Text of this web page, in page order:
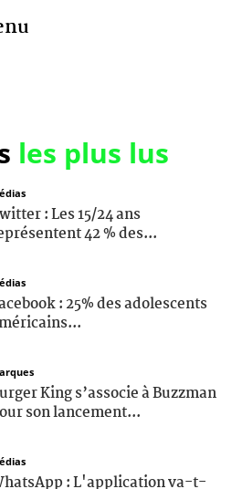
les plus lus
: Les 15/24 ans
42 % des...
: 25% des adolescents
King s’associe à Buzzman
son lancement...
: L'application va-t-